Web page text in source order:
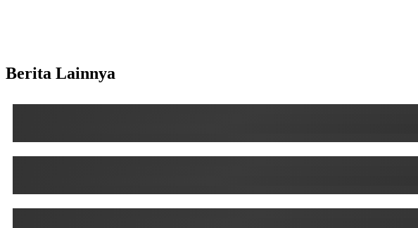
Berita Lainnya